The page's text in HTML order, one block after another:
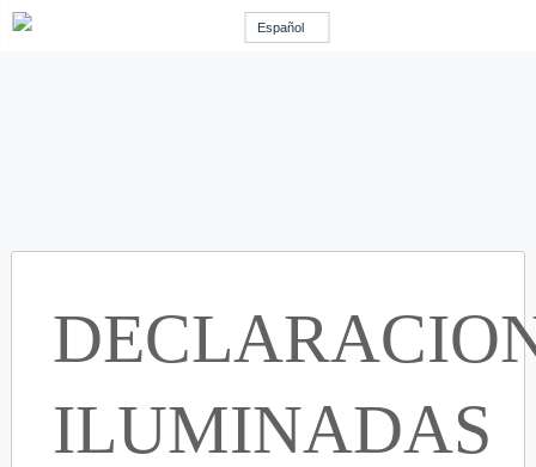
Español
ILUMINADAS